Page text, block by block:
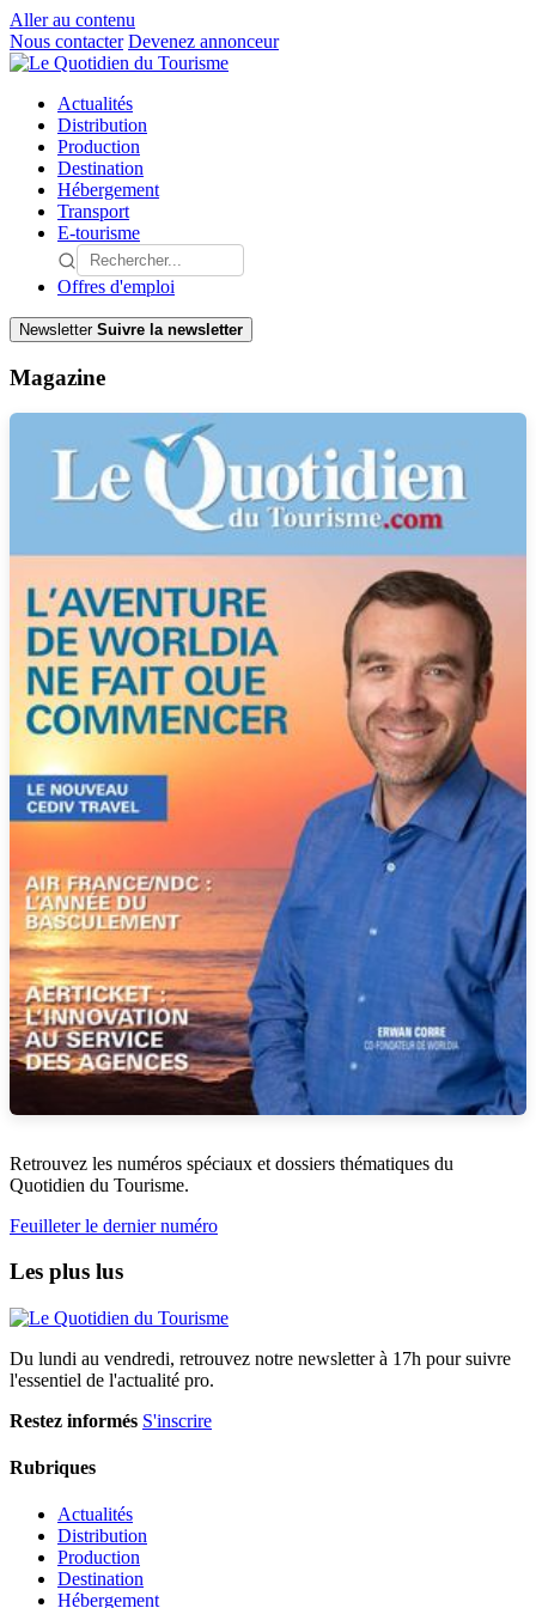
Aller au contenu
Nous contacter Devenez annonceur
Actualités
Distribution
Production
Destination
Hébergement
Transport
E-tourisme
Offres d'emploi
Newsletter Suivre la newsletter
Magazine
Retrouvez les numéros spéciaux et dossiers thématiques du
Quotidien du Tourisme.
Feuilleter le dernier numéro
Les plus lus
Du lundi au vendredi, retrouvez notre newsletter à 17h pour suivre
l'essentiel de l'actualité pro.
Restez informés S'inscrire
Rubriques
Actualités
Distribution
Production
Destination
Hébergement